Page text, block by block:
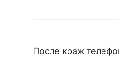
После краж